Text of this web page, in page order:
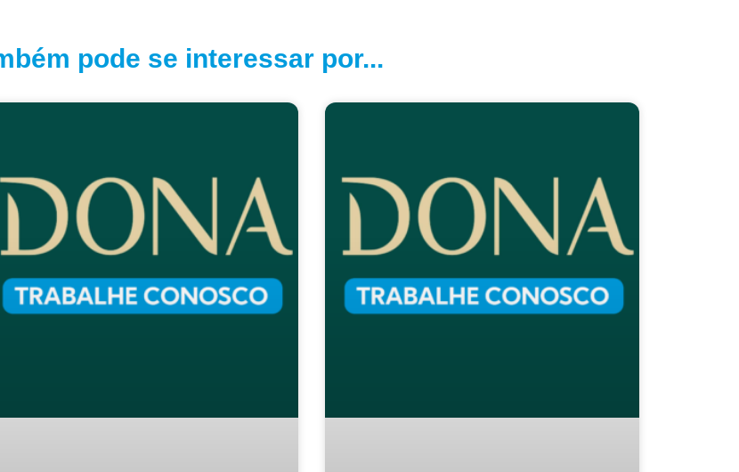
pode se interessar por...